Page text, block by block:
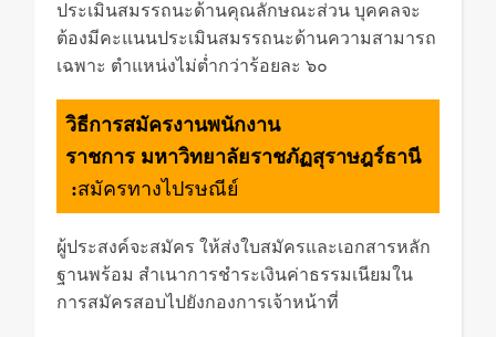
ประเมินสมรรถนะด้านคุณลักษณะส่วน บุคคลจะ
ต้องมีคะแนนประเมินสมรรถนะด้านความสามารถ
เฉพาะ ตำแหน่งไม่ตํ่ากว่าร้อยละ ๖๐
วิธีการสมัครงานพนักงาน
ราชการ มหาวิทยาลัยราชภัฏสุราษฎร์ธานี
:สมัครทางไปรษณีย์
ผู้ประสงค์จะสมัคร ให้ส่งใบสมัครและเอกสารหลัก
ฐานพร้อม สำเนาการชำระเงินค่าธรรมเนียมใน
การสมัครสอบไปยังกองการเจ้าหน้าที่